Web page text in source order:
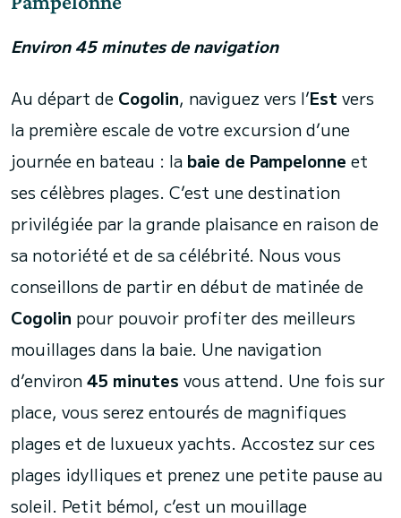
Environ 45 minutes de navigation
Au départ de Cogolin, naviguez vers l’Est vers
la première escale de votre excursion d’une
journée en bateau : la baie de Pampelonne et
ses célèbres plages. C’est une destination
privilégiée par la grande plaisance en raison de
sa notoriété et de sa célébrité. Nous vous
conseillons de partir en début de matinée de
Cogolin pour pouvoir profiter des meilleurs
mouillages dans la baie. Une navigation
d’environ45 minutes vous attend. Une fois sur
place, vous serez entourés de magnifiques
plages et de luxueux yachts. Accostez sur ces
plages idylliques et prenez une petite pause au
soleil. Petit bémol, c’est un mouillage